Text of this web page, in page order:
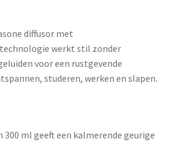
diffusor met
werkt stil zonder
voor een rustgevende
studeren, werken en slapen.
ml geeft een kalmerende geurige